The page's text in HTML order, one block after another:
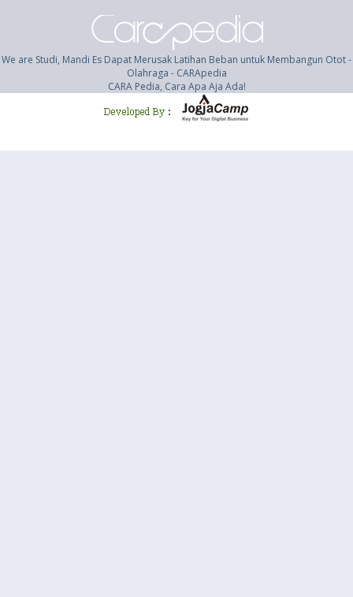
We are Studi, Mandi Es Dapat Merusak Latihan Beban untuk Membangun Otot -
Olahraga - CARApedia
CARA Pedia, Cara Apa Aja Ada!